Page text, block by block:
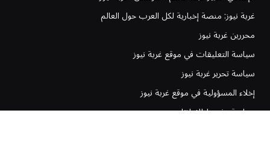
غربة نيوز: منصة إخبارية لكل العرب حول العالم
محررين غربة نيوز
سياسة التعليقات في موقع غربة نيوز
سياسة تحرير غربة نيوز
إخلاء المسؤولية في موقع غربة نيوز
سياسة وشروط الإعلانات